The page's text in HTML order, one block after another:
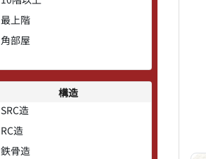
最上階
角部屋
構造
SRC造
RC造
鉄骨造